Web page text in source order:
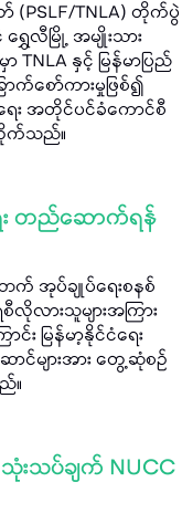
(PSLF/TNLA) တိုက်ပွဲ
ရွှေလီမြို့ အမျိုးသား
TNLA နှင့် မြန်မာပြည်
ာက်စော်ကားမှုဖြစ်၍
ေး အတိုင်ပင်ခံကောင်စီ
က်သည်။
ေး တည်ဆောက်ရန်
ဘက် အုပ်ချုပ်ရေးစနစ်
လိုလားသူများအကြား
မြန်မာ့နိုင်ငံရေး
ာင်များအား တွေ့ဆုံစဉ်
။
းသပ်ချက် NUCC